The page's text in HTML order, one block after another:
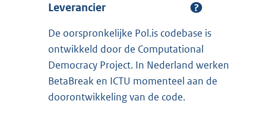
Leverancier
De oorspronkelijke Pol.is codebase is
ontwikkeld door de Computational
Democracy Project. In Nederland werken
BetaBreak en ICTU momenteel aan de
doorontwikkeling van de code.